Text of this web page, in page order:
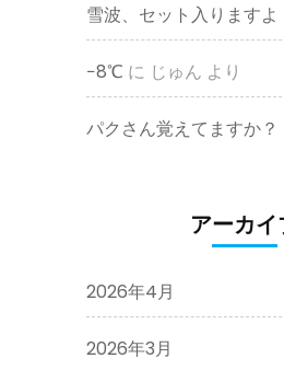
雪波、セット入りますよ
−8℃ に じゅん より
パクさん覚えてますか？
アーカイ
2026年4月
2026年3月